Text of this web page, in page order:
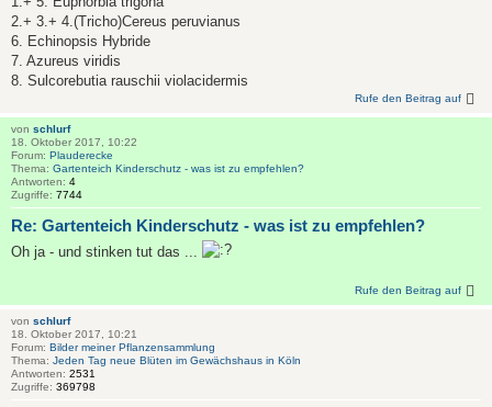
2.+ 3.+ 4.(Tricho)Cereus peruvianus
6. Echinopsis Hybride
7. Azureus viridis
8. Sulcorebutia rauschii violacidermis
Rufe den Beitrag auf
von schlurf
18. Oktober 2017, 10:22
Forum: Plauderecke
Thema: Gartenteich Kinderschutz - was ist zu empfehlen?
Antworten: 4
Zugriffe: 7744
Re: Gartenteich Kinderschutz - was ist zu empfehlen?
Oh ja - und stinken tut das ...
Rufe den Beitrag auf
von schlurf
18. Oktober 2017, 10:21
Forum: Bilder meiner Pflanzensammlung
Thema: Jeden Tag neue Blüten im Gewächshaus in Köln
Antworten: 2531
Zugriffe: 369798